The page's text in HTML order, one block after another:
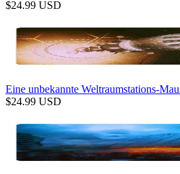
$24.99 USD
Eine unbekannte Weltraumstations-
$24.99 USD